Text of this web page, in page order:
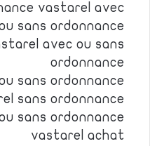
vastarel avec
sans ordonnance
avec ou sans
ordonnance
sans ordonnance
sans ordonnance
sans ordonnance
vastarel achat